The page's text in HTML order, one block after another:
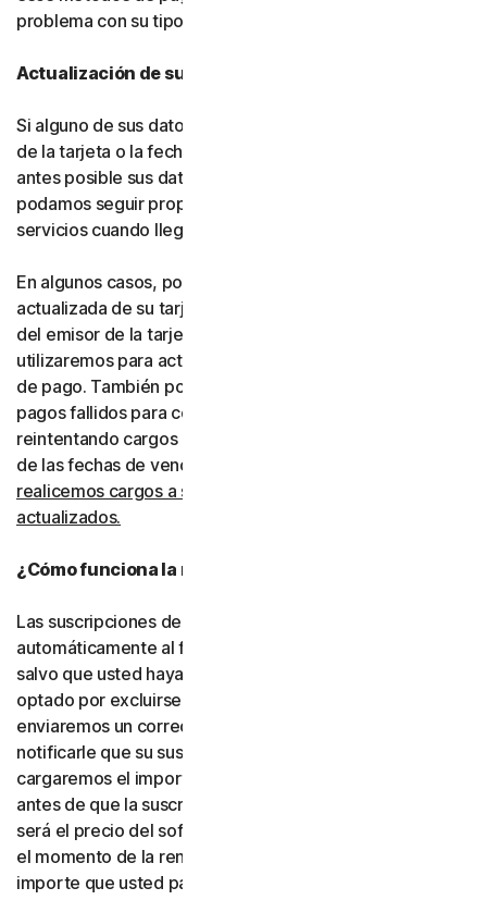
problema con su tipo de pago principal.
Actualización de sus datos de pago
Si alguno de sus datos de pago cambia (como el número
de la tarjeta o la fecha de vencimiento), actualice lo
antes posible sus datos de pago en su cuenta, para que
podamos seguir proporcionándole el software y los
servicios cuando llegue el momento de la renovación.
En algunos casos, podemos recibir información
actualizada de su tarjeta de crédito o débito por parte
del emisor de la tarjeta o de la red de tarjetas, y la
utilizaremos para actualizar automáticamente sus datos
de pago. También podemos volver a intentar procesar
pagos fallidos para completar las transacciones, incluso
reintentando cargos rechazados mediante la extensión
de las fechas de vencimiento.
realicemos cargos a su tipo de pago utilizando los datos
actualizados.
¿Cómo funciona la renovación automática?
Las suscripciones de pago se renovarán
automáticamente al finalizar su período de vigencia,
salvo que usted haya decidido no inscribirse o haya
optado por excluirse de la renovación automática. Le
enviaremos un correo electrónico con antelación para
notificarle que su suscripción está próxima a renovarse y
cargaremos el importe a su tipo de pago hasta 35 días
antes de que la suscripción finalice. El importe cargado
será el precio del software o de los servicios vigente en
el momento de la renovación, que puede ser distinto del
importe que usted pagó originalmente. Es su